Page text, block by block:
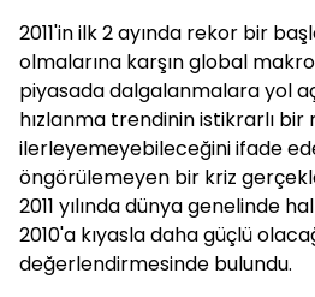
2011'in ilk 2 ayında rekor bir
olmalarına karşın global
piyasada dalgalanmalara yol
hızlanma trendinin istikrarlı bir
ilerleyemeyebileceğini ifade
öngörülemeyen bir kriz
2011 yılında dünya genelinde
2010'a kıyasla daha güçlü
değerlendirmesinde bulundu.